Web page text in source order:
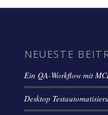
NEUESTE
Ein QA-Workflow mit
Desktop